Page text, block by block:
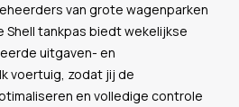
van grote wagenparken
Shell tankpas biedt wekelijkse
uitgaven- en
voertuig, zodat jij de
en volledige controle